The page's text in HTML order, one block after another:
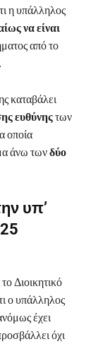
η υπάλληλος
να είναι
από το
καταβάλει
ευθύνηςτων
οποία
άνω τωνδύο
υπ’
Διοικητικό
ο υπάλληλος
έχει
όχι